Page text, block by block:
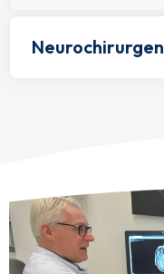
Neurochirurgen